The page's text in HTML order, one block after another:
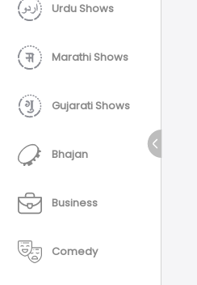
Urdu Shows
Marathi Shows
Gujarati Shows
Bhajan
Business
Comedy